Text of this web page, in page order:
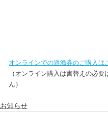
オンラインでの遊漁券のご購入は
（オンライン購入は書替えの必要
ん）
お知らせ